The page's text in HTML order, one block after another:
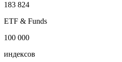
183 824
ETF & Funds
100 000
индексов